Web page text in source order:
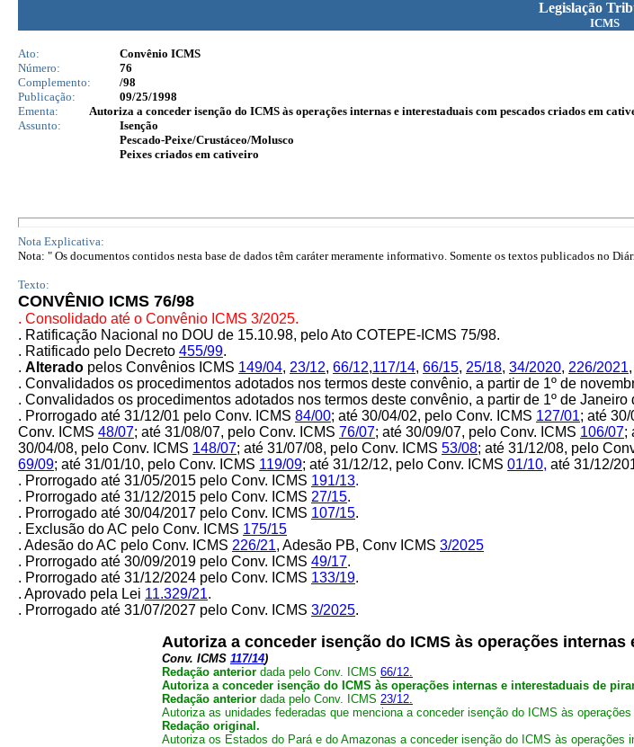
Legislação
ICMS
Ato:
Convênio ICMS
Número:
76
Complemento:
/98
Publicação:
09/25/1998
Ementa:
Autoriza a conceder isenção do ICMS às operações internas e interestaduais com pescados criados em
Assunto:
Isenção
Pescado-Peixe/Crustáceo/Molusco
Peixes criados em cativeiro
Nota Explicativa:
Nota: " Os documentos contidos nesta base de dados têm caráter meramente informativo. Somente os textos publicados no
Texto:
CONVÊNIO ICMS 76/98
. Consolidado até o Convênio ICMS 3/2025.
. Ratificação Nacional no DOU de 15.10.98, pelo Ato COTEPE-ICMS 75/98.
. Ratificado pelo Decreto 455/99.
. Alterado pelos Convênios ICMS 149/04, 23/12, 66/12,117/14, 66/15, 25/18, 34/2020, 226/2021,
. Convalidados os procedimentos adotados nos termos deste convênio, a partir de 1º de
. Convalidados os procedimentos adotados nos termos deste convênio, a partir de 1º de Janeiro
. Prorrogado até 31/12/01 pelo Conv. ICMS 84/00; até 30/04/02, pelo Conv. ICMS 127/01; até
Conv. ICMS 48/07; até 31/08/07, pelo Conv. ICMS 76/07; até 30/09/07, pelo Conv. ICMS 106/07;
30/04/08, pelo Conv. ICMS 148/07; até 31/07/08, pelo Conv. ICMS 53/08; até 31/12/08, pelo
69/09; até 31/01/10, pelo Conv. ICMS 119/09; até 31/12/12, pelo Conv. ICMS 01/10, até 31/12/
. Prorrogado até 31/05/2015 pelo Conv. ICMS 191/13.
. Prorrogado até 31/12/2015 pelo Conv. ICMS 27/15.
. Prorrogado até 30/04/2017 pelo Conv. ICMS 107/15.
. Exclusão do AC pelo Conv. ICMS 175/15
. Adesão do AC pelo Conv. ICMS 226/21, Adesão PB, Conv ICMS 3/2025
. Prorrogado até 30/09/2019 pelo Conv. ICMS 49/17.
. Prorrogado até 31/12/2024 pelo Conv. ICMS 133/19.
. Aprovado pela Lei 11.329/21.
. Prorrogado até 31/07/2027 pelo Conv. ICMS 3/2025.
Autoriza a conceder isenção do ICMS às operações
Conv. ICMS 117/14)
Redação anterior dada pelo Conv. ICMS 66/12.
Autoriza a conceder isenção do ICMS às operações internas e interestaduais de
Redação anterior dada pelo Conv. ICMS 23/12.
Autoriza as unidades federadas que menciona a conceder isenção do ICMS às
Redação original.
Autoriza os Estados do Pará e do Amazonas a conceder isenção do ICMS às operações